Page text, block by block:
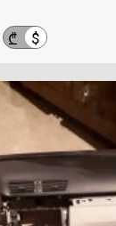
₾ $